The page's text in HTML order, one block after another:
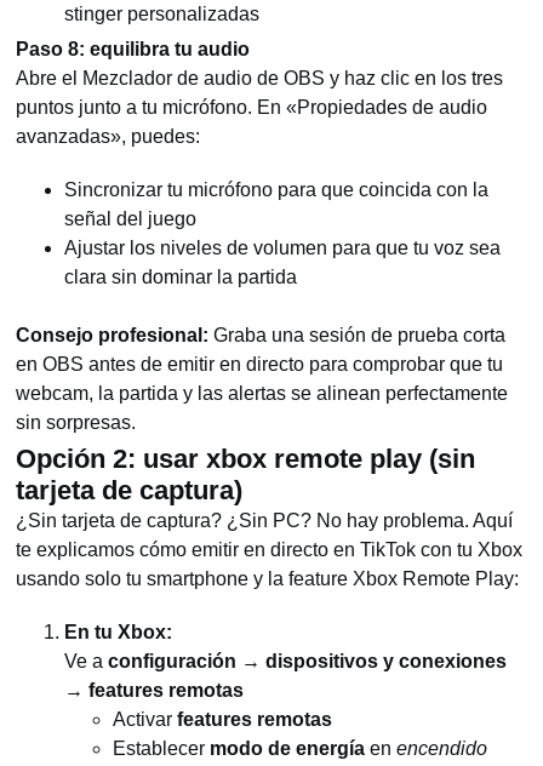
stinger personalizadas
Paso 8: equilibra tu audio
Abre el Mezclador de audio de OBS y haz clic en los tres
puntos junto a tu micrófono. En «Propiedades de audio
avanzadas», puedes:
Sincronizar tu micrófono para que coincida con la
señal del juego
Ajustar los niveles de volumen para que tu voz sea
clara sin dominar la partida
Consejo profesional: Graba una sesión de prueba corta
en OBS antes de emitir en directo para comprobar que tu
webcam, la partida y las alertas se alinean perfectamente
sin sorpresas.
Opción 2: usar xbox remote play (sin
tarjeta de captura)
¿Sin tarjeta de captura? ¿Sin PC? No hay problema. Aquí
te explicamos cómo emitir en directo en TikTok con tu Xbox
usando solo tu smartphone y la feature Xbox Remote Play:
En tu Xbox:
Ve a configuración → dispositivos y conexiones
→ features remotas
Activar features remotas
Establecer modo de energía en encendido